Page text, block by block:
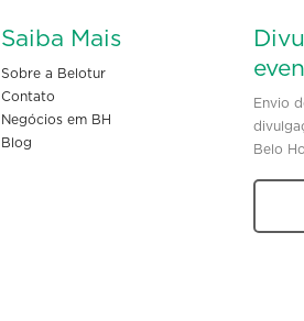
Saiba Mais
Sobre a Belotur
Contato
Negócios em BH
Blog
Envio
Belo